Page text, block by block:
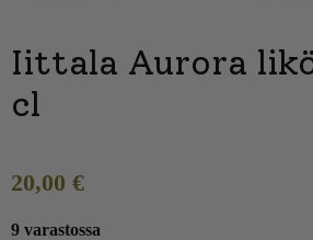
Iittala Aurora
cl
20,00 €
9 varastossa